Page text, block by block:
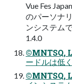
Vue Fes
のパーソナ
ンシステム
1.4.0
©MNTSQ,
ードルは低
©MNTSQ,